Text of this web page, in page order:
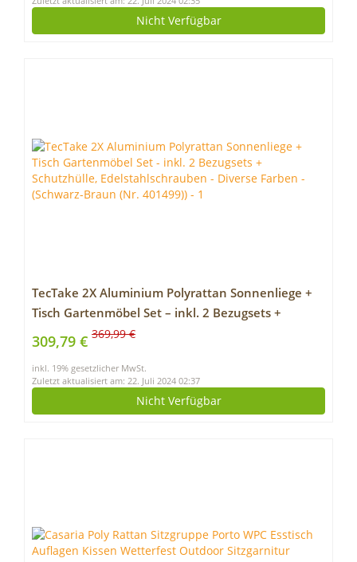
Nicht Verfügbar
TecTake 2X Aluminium Polyrattan Sonnenliege +
Tisch Gartenmöbel Set – inkl. 2 Bezugsets +
Schutzhülle, Edelstahlschrauben – Diverse Farben
– (Schwarz-Braun (Nr. 401499))
309,79 € 369,99 €
inkl. 19% gesetzlicher MwSt.
Zuletzt aktualisiert am: 22. Juli 2024 02:37
Nicht Verfügbar